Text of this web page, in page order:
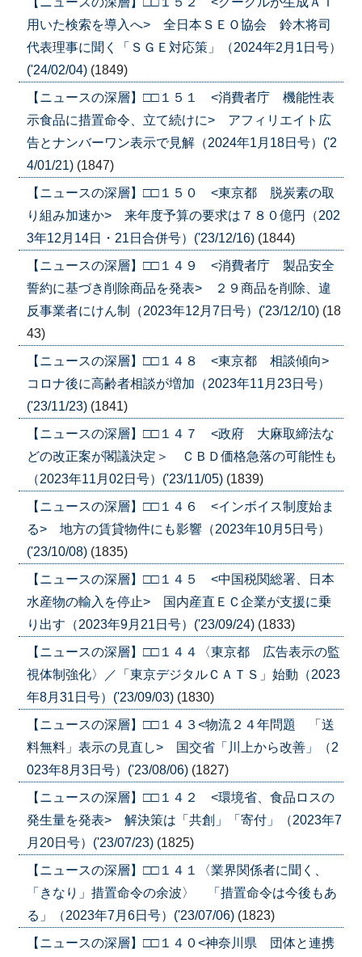
用いた検索を導入へ> 全日本ＳＥＯ協会 鈴木将司
代表理事に聞く「ＳＧＥ対応策」（2024年2月1日号）
('24/02/04) (1849)
【ニュースの深層】□□１５１ <消費者庁 機能性表
示食品に措置命令、立て続けに> アフィリエイト広
告とナンバーワン表示で見解（2024年1月18日号）('2
4/01/21) (1847)
【ニュースの深層】□□１５０ <東京都 脱炭素の取
り組み加速か> 来年度予算の要求は７８０億円（202
3年12月14日・21日合併号）('23/12/16) (1844)
【ニュースの深層】□□１４９ <消費者庁 製品安全
誓約に基づき削除商品を発表> ２９商品を削除、違
反事業者にけん制（2023年12月7日号）('23/12/10) (18
43)
【ニュースの深層】□□１４８ <東京都 相談傾向>
コロナ後に高齢者相談が増加（2023年11月23日号）
('23/11/23) (1841)
【ニュースの深層】□□１４７ <政府 大麻取締法な
どの改正案が閣議決定＞ ＣＢＤ価格急落の可能性も
（2023年11月02日号）('23/11/05) (1839)
【ニュースの深層】□□１４６ <インボイス制度始ま
る> 地方の賃貸物件にも影響（2023年10月5日号）
('23/10/08) (1835)
【ニュースの深層】□□１４５ <中国税関総署、日本
水産物の輸入を停止> 国内産直ＥＣ企業が支援に乗
り出す（2023年9月21日号）('23/09/24) (1833)
【ニュースの深層】□□１４４〈東京都 広告表示の監
視体制強化〉／「東京デジタルＣＡＴＳ」始動（2023
年8月31日号）('23/09/03) (1830)
【ニュースの深層】□□１４３<物流２４年問題 「送
料無料」表示の見直し> 国交省「川上から改善」（2
023年8月3日号）('23/08/06) (1827)
【ニュースの深層】□□１４２ <環境省、食品ロスの
発生量を発表> 解決策は「共創」「寄付」（2023年7
月20日号）('23/07/23) (1825)
【ニュースの深層】□□１４１〈業界関係者に聞く、
「きなり」措置命令の余波〉 「措置命令は今後もあ
る」（2023年7月6日号）('23/07/06) (1823)
【ニュースの深層】□□１４０<神奈川県 団体と連携